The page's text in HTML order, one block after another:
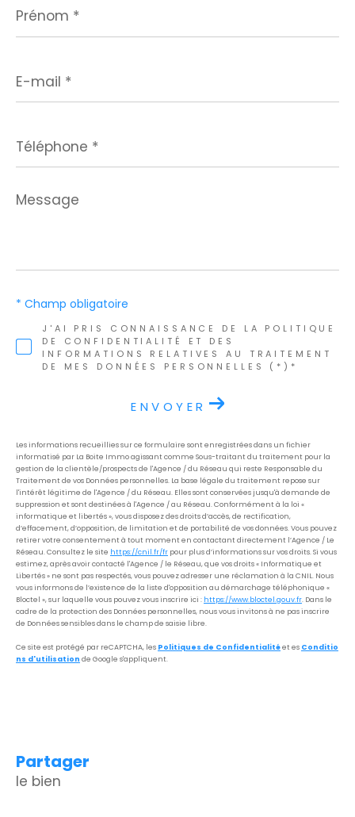
*
mail
*
*
Message
*
J'AI PRIS CONNAISSANCE DE LA POLITIQUE
DE CONFIDENTIALITÉ ET DES
INFORMATIONS RELATIVES AU TRAITEMENT
DE MES DONNÉES PERSONNELLES (*)*
* Champ obligatoire
ENVOYER
Les informations recueillies sur ce formulaire sont enregistrées dans un fichier
informatisé par La Boite Immo agissant comme Sous-traitant du traitement pour la
gestion de la clientèle/prospects de l'Agence / du Réseau qui reste Responsable du
Traitement de vos Données personnelles. La base légale du traitement repose sur
l'intérêt légitime de l'Agence / du Réseau. Elles sont conservées jusqu'à demande de
suppression et sont destinées à l'Agence / au Réseau. Conformément à la loi «
informatique et libertés », vous disposez des droits d’accès, de rectification,
d’effacement, d’opposition, de limitation et de portabilité de vos données. Vous pouvez
retirer votre consentement à tout moment en contactant directement l’Agence / Le
Réseau. Consultez le site https://cnil.fr/fr pour plus d’informations sur vos droits. Si vous
estimez, après avoir contacté l'Agence / le Réseau, que vos droits « Informatique et
Libertés » ne sont pas respectés, vous pouvez adresser une réclamation à la CNIL. Nous
vous informons de l’existence de la liste d'opposition au démarchage téléphonique «
Bloctel », sur laquelle vous pouvez vous inscrire ici : https://www.bloctel.gouv.fr. Dans le
cadre de la protection des Données personnelles, nous vous invitons à ne pas inscrire
de Données sensibles dans le champ de saisie libre.
Ce site est protégé par reCAPTCHA, les Politiques de Confidentialitéet es Conditio
ns d'utilisation de Google s'appliquent.
partager
le bien